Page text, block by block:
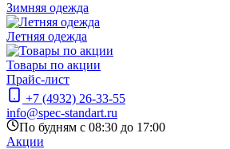
Зимняя одежда
Летняя одежда
Товары по акции
Прайс-лист
+7 (4932) 26-33-55
info@spec-standart.ru
По будням с 08:30 до 17:00
Акции